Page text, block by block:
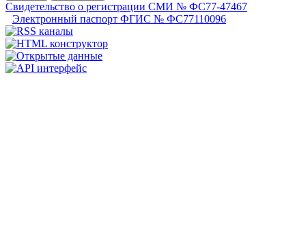
Свидетельство о регистрации СМИ № ФС77-47467
Электронный паспорт ФГИС № ФС77110096